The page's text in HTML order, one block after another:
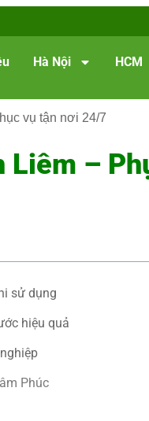
Hà Nội HCM
vụ tận nơi 24/7
Liêm –
sử dụng
hiệu quả
Phúc